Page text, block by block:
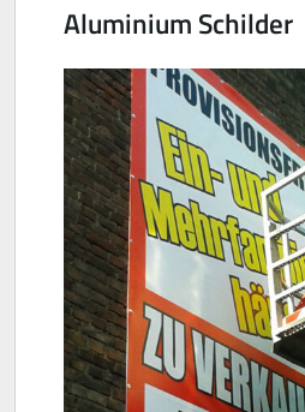
Aluminium Schilder